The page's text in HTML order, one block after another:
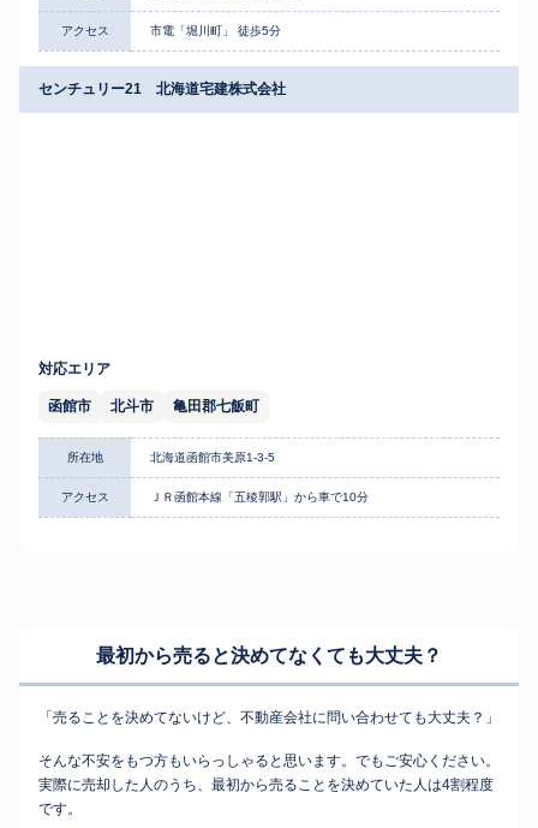
アクセス 市電「堀川町」 徒歩5分
センチュリー21 北海道宅建株式会社
対応エリア
函館市 北斗市 亀田郡七飯町
所在地 北海道函館市美原1-3-5
アクセス ＪＲ函館本線「五稜郭駅」から車で10分
最初から売ると決めてなくても大丈夫？
「売ることを決めてないけど、不動産会社に問い合わせても大丈夫？」
そんな不安をもつ方もいらっしゃると思います。でもご安心ください。
実際に売却した人のうち、最初から売ることを決めていた人は4割程度
です。